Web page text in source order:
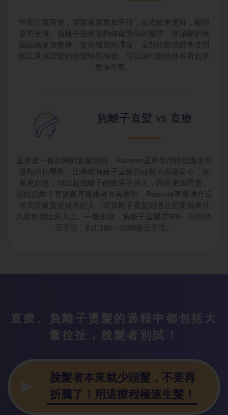
中和正電荷後，頭髮表面更加平滑，反光效果更好，顯得
更有光澤。負離子技術能夠修復受損的髮質，使頭髮的表
面結構更加整齊，從而增加光澤度。這對於那些經常使用
熱工具或染髮的頭髮特別有效，可以讓頭髮的外表看起來
更有生氣。
負離子直髮 vs 直療
直療是一種新興的直髮技術，Paimore直療使用較低溫度和
溫和的化學劑，比傳統負離子直髮對頭髮的損傷更小，效
果更自然，但比起負離子的效果不持久，而且更加昂貴。
因此負離子直髮跟直療兩者各有優勢，Paimore直療適合追
求高質量直髮效果的人，而負離子直髮則適合想要效果持
久及性價比的人士。一般來說，負離子直髮需900—1200港
元不等，約1,188—2588港元不等。
直療、負離子 燙髮的過程中都包括大
量拉扯，脫髮者別試！
脫髮者本來就少頭髮，不要再
折騰了！用這療程極速生髮！